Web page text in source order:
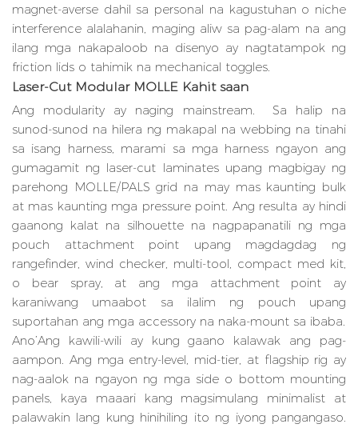
magnet-averse dahil sa personal na kagustuhan o niche
interference alalahanin, maging aliw sa pag-alam na ang
ilang mga nakapaloob na disenyo ay nagtatampok ng
friction lids o tahimik na mechanical toggles.
Laser-Cut Modular MOLLE Kahit saan
Ang modularity ay naging mainstream. Sa halip na
sunod-sunod na hilera ng makapal na webbing na tinahi
sa isang harness, marami sa mga harness ngayon ang
gumagamit ng laser-cut laminates upang magbigay ng
parehong MOLLE/PALS grid na may mas kaunting bulk
at mas kaunting mga pressure point. Ang resulta ay hindi
gaanong kalat na silhouette na nagpapanatili ng mga
pouch attachment point upang magdagdag ng
rangefinder, wind checker, multi-tool, compact med kit,
o bear spray, at ang mga attachment point ay
karaniwang umaabot sa ilalim ng pouch upang
suportahan ang mga accessory na naka-mount sa ibaba.
Ano’Ang kawili-wili ay kung gaano kalawak ang pag-
aampon. Ang mga entry-level, mid-tier, at flagship rig ay
nag-aalok na ngayon ng mga side o bottom mounting
panels, kaya maaari kang magsimulang minimalist at
palawakin lang kung hinihiling ito ng iyong pangangaso.